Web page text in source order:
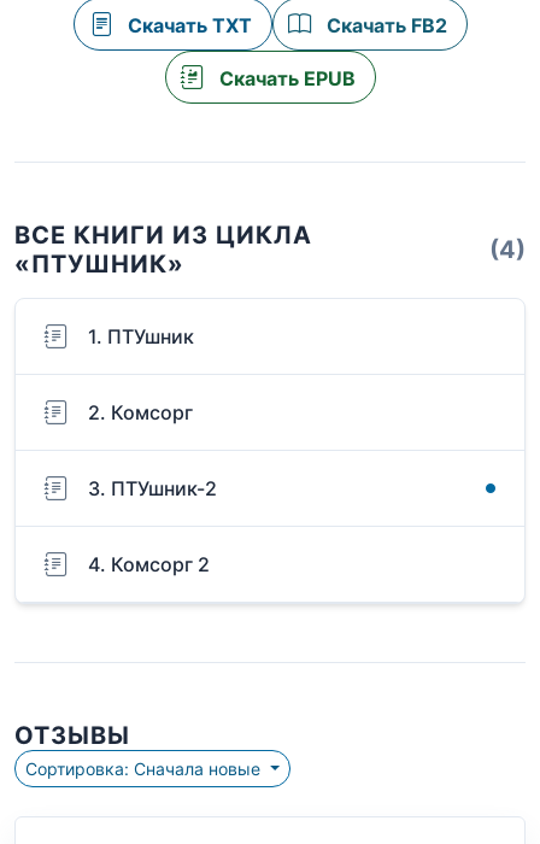
Скачать TXT Скачать FB2
Скачать EPUB
ВСЕ КНИГИ ИЗ ЦИКЛА
«ПТУШНИК»
(4)
1. ПТУшник
2. Комсорг
3. ПТУшник-2
4. Комсорг 2
ОТЗЫВЫ
Сортировка: Сначала новые